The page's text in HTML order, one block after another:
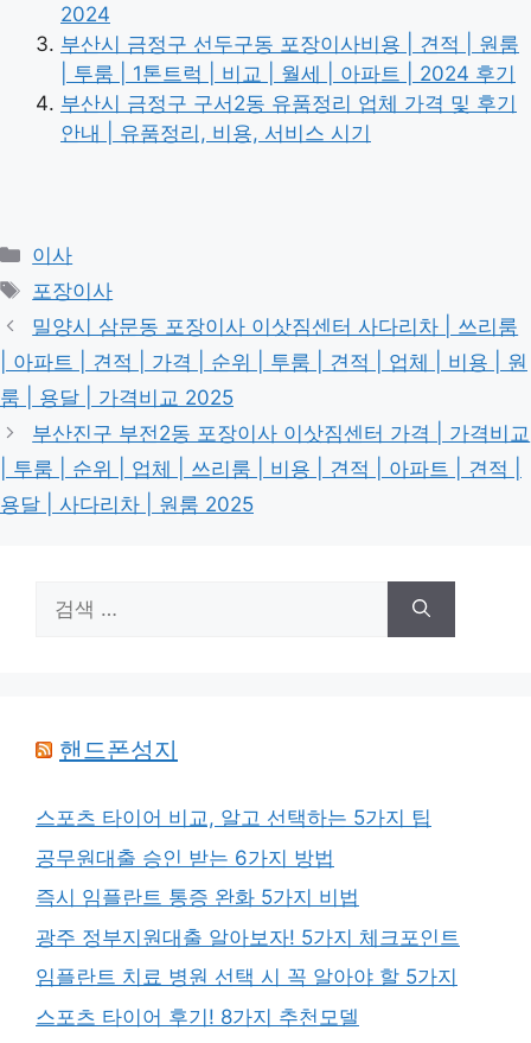
2024
부산시 금정구 선두구동 포장이사비용 | 견적 | 원룸
| 투룸 | 1톤트럭 | 비교 | 월세 | 아파트 | 2024 후기
부산시 금정구 구서2동 유품정리 업체 가격 및 후기
안내 | 유품정리, 비용, 서비스 시기
카
테
리
이사
태
그
포장이사
밀양시 삼문동 포장이사 이삿짐센터 사다리차 | 쓰리룸
| 아파트 | 견적 | 가격 | 순위 | 투룸 | 견적 | 업체 | 비용 | 원
룸 | 용달 | 가격비교 2025
부산진구 부전2동 포장이사 이삿짐센터 가격 | 가격비교
| 투룸 | 순위 | 업체 | 쓰리룸 | 비용 | 견적 | 아파트 | 견적 |
용달 | 사다리차 | 원룸 2025
색:
핸드폰성지
스포츠 타이어 비교, 알고 선택하는 5가지 팁
공무원대출 승인 받는 6가지 방법
즉시 임플란트 통증 완화 5가지 비법
광주 정부지원대출 알아보자! 5가지 체크포인트
임플란트 치료 병원 선택 시 꼭 알아야 할 5가지
스포츠 타이어 후기! 8가지 추천모델